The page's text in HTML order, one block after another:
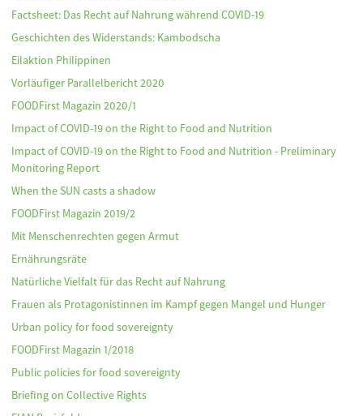
Factsheet: Das Recht auf Nahrung während COVID-19
Geschichten des Widerstands: Kambodscha
Eilaktion Philippinen
Vorläufiger Parallelbericht 2020
FOODFirst Magazin 2020/1
Impact of COVID-19 on the Right to Food and Nutrition
Impact of COVID-19 on the Right to Food and Nutrition - Preliminary
Monitoring Report
When the SUN casts a shadow
FOODFirst Magazin 2019/2
Mit Menschenrechten gegen Armut
Ernährungsräte
Natürliche Vielfalt für das Recht auf Nahrung
Frauen als Protagonistinnen im Kampf gegen Mangel und Hunger
Urban policy for food sovereignty
FOODFirst Magazin 1/2018
Public policies for food sovereignty
Briefing on Collective Rights